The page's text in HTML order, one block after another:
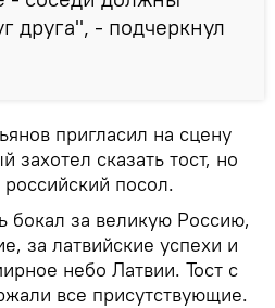
друга", - подчеркнул
пригласил на сцену
сказать тост, но
посол.
бокал за великую Россию,
за латвийские успехи и
небо Латвии. Тост с
все присутствующие.